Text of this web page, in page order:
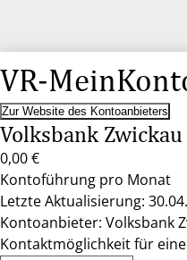
VR-
Zur Website des Kontoanbieters
Volksbank Zwickau
0,00 €
Kontoführung pro Monat
Letzte Aktualisierung:
Kontoanbieter: Volksbank
Kontaktmöglichkeit für